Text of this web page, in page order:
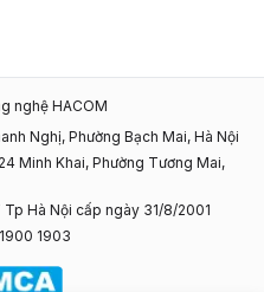
nghệ HACOM
Nghị, Phường Bạch Mai, Hà Nội
Minh Khai, Phường Tương Mai,
Tp Hà Nội cấp ngày 31/8/2001
1903